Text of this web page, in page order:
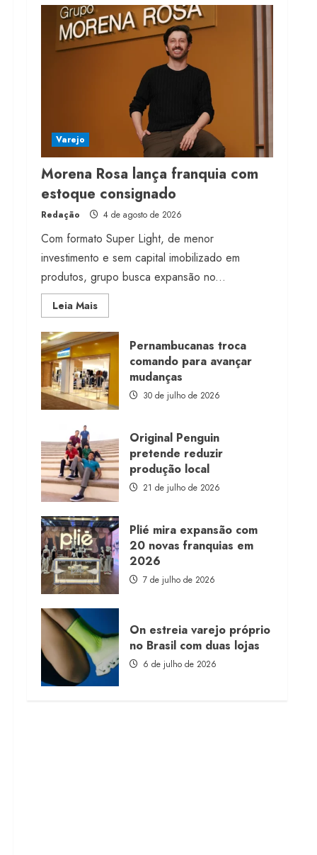
franquia com estoque
consignado
4 de agosto de 2026
Varejo
Morena Rosa lança franquia com
estoque consignado
Redação 4 de agosto de 2026
Com formato Super Light, de menor
investimento e sem capital imobilizado em
produtos, grupo busca expansão no...
Leia MaisRead
more
Morena
Rosa
lança
franquia
com
estoque
consignado
Pernambucanas troca
comando para avançar
mudanças
30 de julho de 2026
Original Penguin
pretende reduzir
produção local
21 de julho de 2026
Plié mira expansão com
20 novas franquias em
2026
7 de julho de 2026
On estreia varejo próprio
no Brasil com duas lojas
6 de julho de 2026